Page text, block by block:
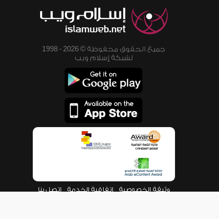
جميع الحقوق محفوظة © 2026 - 1998
لشبكة إسلام ويب
وثيقة الخصوصية اتفاقية الخدمة اتصل بنا